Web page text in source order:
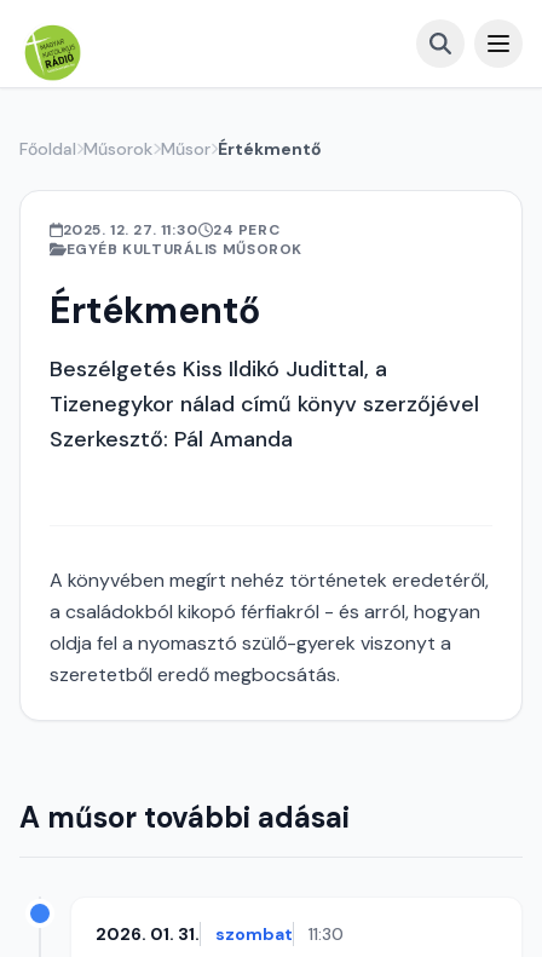
Főoldal Műsorok Műsor Értékmentő
2025. 12. 27. 11:30
24 PERC
EGYÉB KULTURÁLIS MŰSOROK
Értékmentő
Beszélgetés Kiss Ildikó Judittal, a
Tizenegykor nálad című könyv szerzőjével
Szerkesztő: Pál Amanda
A könyvében megírt nehéz történetek eredetéről,
a családokból kikopó férfiakról - és arról, hogyan
oldja fel a nyomasztó szülő-gyerek viszonyt a
szeretetből eredő megbocsátás.
A műsor további adásai
2026. 01. 31. szombat 11:30